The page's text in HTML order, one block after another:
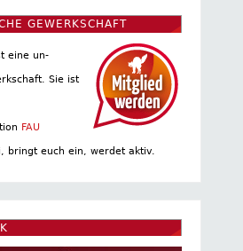
GEWERKSCHAFT
eine un­
Sie ist
FAU
bringt euch ein, werdet aktiv.